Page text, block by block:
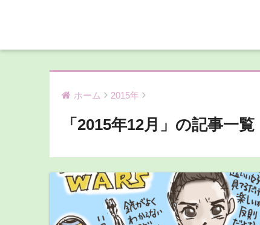
ホーム 2015年
「2015年12月」の記事一覧